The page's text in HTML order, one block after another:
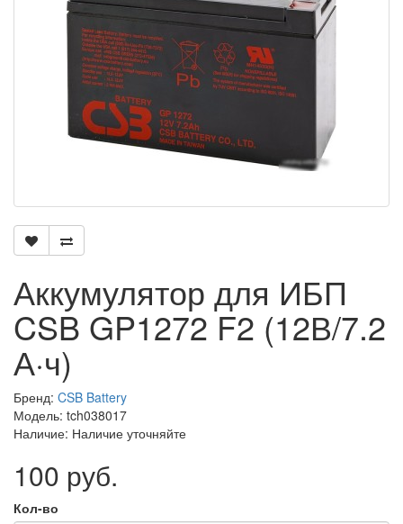
Аккумулятор для ИБП
CSB GP1272 F2 (12В/7.2
А·ч)
Бренд: CSB Battery
Модель: tch038017
Наличие: Наличие уточняйте
100 руб.
Кол-во